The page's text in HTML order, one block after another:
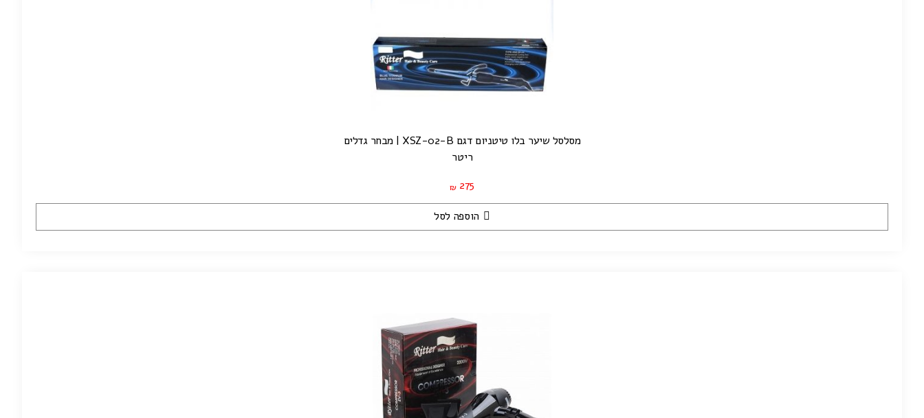
מסלסל שיער בלו טיטניום דגם XSZ-02-B | מבחר גדלים
ריטר
₪ 275
הוספה לסל